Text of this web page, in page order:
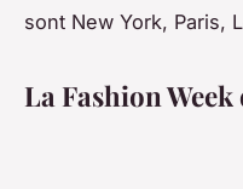
sont New York, Paris,
La Fashion Week